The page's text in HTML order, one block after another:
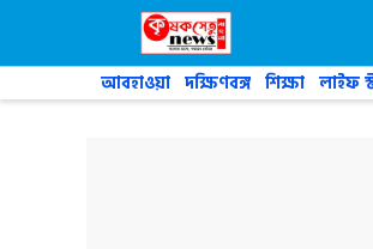
আবহাওয়া দক্ষিণবঙ্গ শিক্ষা লাইফ